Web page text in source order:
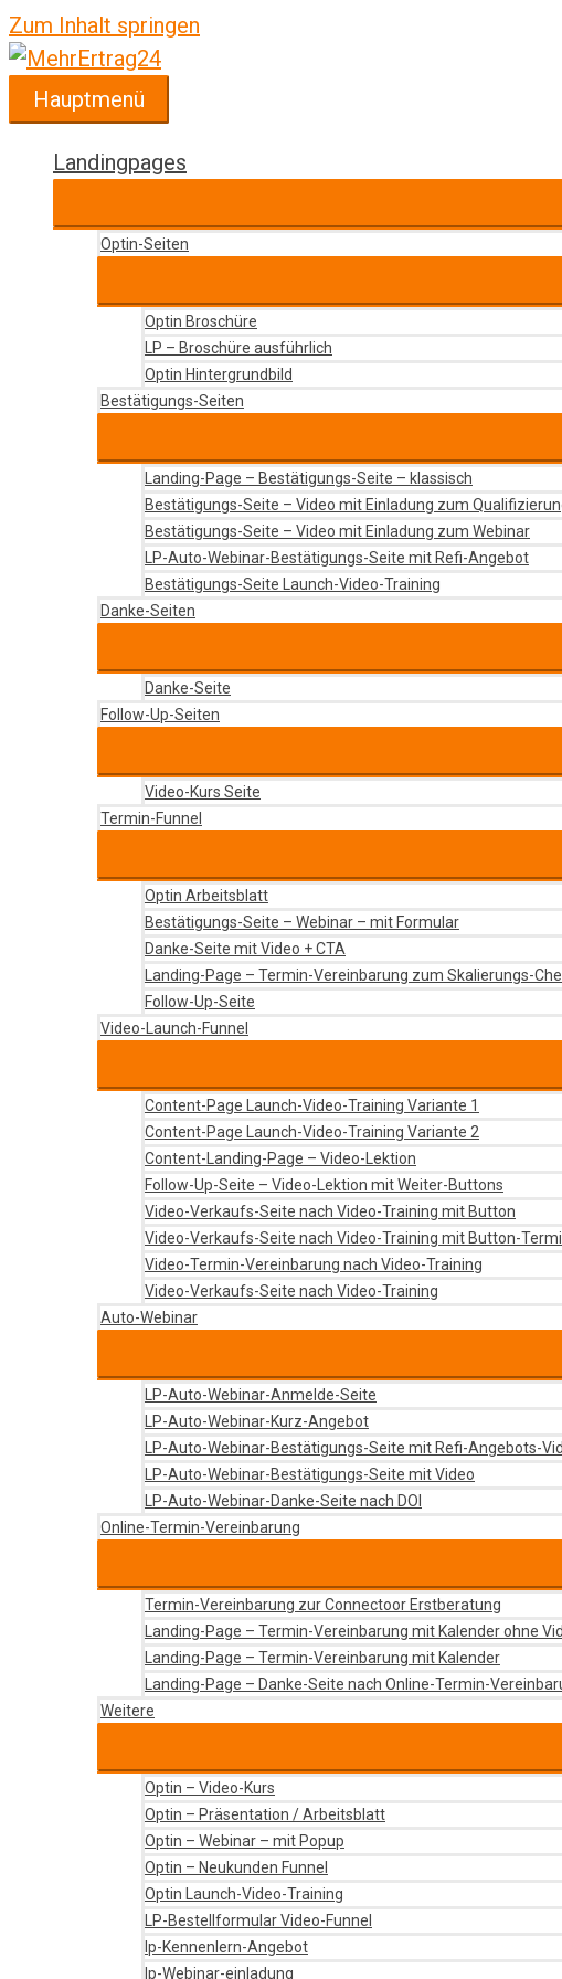
Zum Inhalt springen
Hauptmenü
Landingpages
Optin-Seiten
Optin Broschüre
LP – Broschüre ausführlich
Optin Hintergrundbild
Bestätigungs-Seiten
Landing-Page – Bestätigungs-Seite – klassisch
Bestätigungs-Seite – Video mit Einladung zum
Bestätigungs-Seite – Video mit Einladung zum Webinar
LP-Auto-Webinar-Bestätigungs-Seite mit Refi-Angebot
Bestätigungs-Seite Launch-Video-Training
Danke-Seiten
Danke-Seite
Follow-Up-Seiten
Video-Kurs Seite
Termin-Funnel
Optin Arbeitsblatt
Bestätigungs-Seite – Webinar – mit Formular
Danke-Seite mit Video + CTA
Landing-Page – Termin-Vereinbarung zum Skalierungs-
Follow-Up-Seite
Video-Launch-Funnel
Content-Page Launch-Video-Training Variante 1
Content-Page Launch-Video-Training Variante 2
Content-Landing-Page – Video-Lektion
Follow-Up-Seite – Video-Lektion mit Weiter-Buttons
Video-Verkaufs-Seite nach Video-Training mit Button
Video-Verkaufs-Seite nach Video-Training mit Button-
Video-Termin-Vereinbarung nach Video-Training
Video-Verkaufs-Seite nach Video-Training
Auto-Webinar
LP-Auto-Webinar-Anmelde-Seite
LP-Auto-Webinar-Kurz-Angebot
LP-Auto-Webinar-Bestätigungs-Seite mit Refi-Angebots-
LP-Auto-Webinar-Bestätigungs-Seite mit Video
LP-Auto-Webinar-Danke-Seite nach DOI
Online-Termin-Vereinbarung
Termin-Vereinbarung zur Connectoor Erstberatung
Landing-Page – Termin-Vereinbarung mit Kalender ohne
Landing-Page – Termin-Vereinbarung mit Kalender
Landing-Page – Danke-Seite nach Online-Termin-
Weitere
Optin – Video-Kurs
Optin – Präsentation / Arbeitsblatt
Optin – Webinar – mit Popup
Optin – Neukunden Funnel
Optin Launch-Video-Training
LP-Bestellformular Video-Funnel
lp-Kennenlern-Angebot
lp-Webinar-einladung